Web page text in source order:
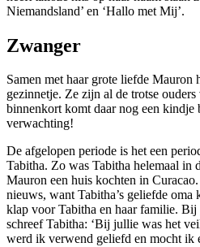
Niemandsland’ en ‘Hallo met Mij’.
Zwanger
Samen met haar grote liefde Mauron
gezinnetje. Ze zijn al de trotse
binnenkort komt daar nog een
verwachting!
De afgelopen periode is het een
Tabitha. Zo was Tabitha helemaal in
Mauron een huis kochten in
nieuws, want Tabitha’s geliefde
klap voor Tabitha en haar familie. Bij
schreef Tabitha: ‘Bij jullie was het
werd ik verwend geliefd en mocht ik